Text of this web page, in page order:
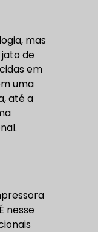
mas
de
em
uma
até a
nesse